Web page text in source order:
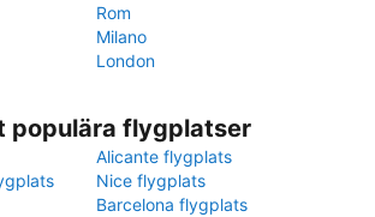
Rom
Milano
London
populära flygplatser
Alicante flygplats
Nice flygplats
Barcelona flygplats